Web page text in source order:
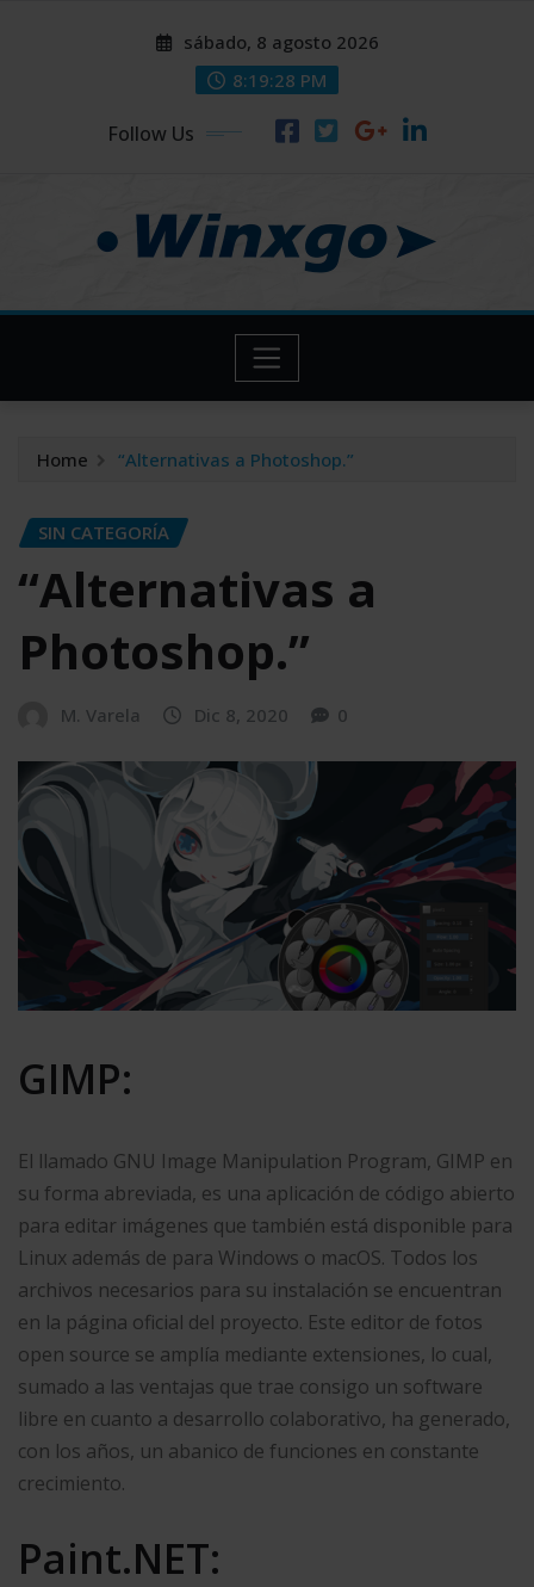
sábado, 8 agosto 2026
8:19:29 PM
Follow Us
Home “Alternativas a Photoshop.”
SIN CATEGORÍA
“Alternativas a
Photoshop.”
M. Varela Dic 8, 2020 0
GIMP:
El llamado GNU Image Manipulation Program, GIMP en
su forma abreviada, es una aplicación de código abierto
para editar imágenes que también está disponible para
Linux además de para Windows o macOS. Todos los
archivos necesarios para su instalación se encuentran
en la página oficial del proyecto. Este editor de fotos
open source se amplía mediante extensiones, lo cual,
sumado a las ventajas que trae consigo un software
libre en cuanto a desarrollo colaborativo, ha generado,
con los años, un abanico de funciones en constante
crecimiento.
Paint.NET: